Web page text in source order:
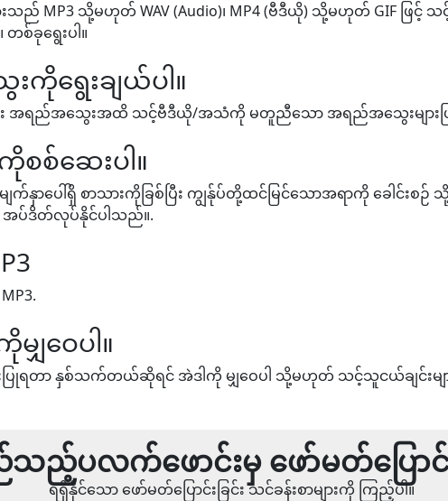
သည် MP3 သို့မဟုတ် WAV (Audio)၊ MP4 (ဗီဒီယို) သို့မဟုတ် GIF ဖြင့်
စ်ခုရွေးပါ။
ရွေးချယ်ပါ။
း အရည်အသွေးအထိ သင့်ဗီဒီယို/အသံကို မတူညီသော အရည်အသွေးများဖ
စစ်ဆေးပါ။
က်နှာပေါ်ရှိ စာသားကိုခြစ်ပြီး ကျွန်ုပ်တို့ထင်မြင်သောအရာကို ခေါင်း
အပ်ဒိတ်လုပ်နိုင်ပါသည်။.
မျှဝေပါ။
ြုရတာ နှစ်သက်တယ်ဆိုရင် အဲဒါကို မျှဝေပါ သို့မဟုတ် သင့်သူငယ်ချင်းမျာ
ည့်ပလက်ဖောင်းမှ ဖော်မတ်ပြောင်
ရရှိနိုင်သော ဖော်မတ်ပြောင်းခြင်း သင်ခန်းစာများကို ကြည့်ပါ။